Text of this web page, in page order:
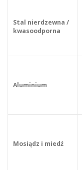
Stal nierdzewna /
kwasoodporna
Aluminium
Mosiądz i miedź